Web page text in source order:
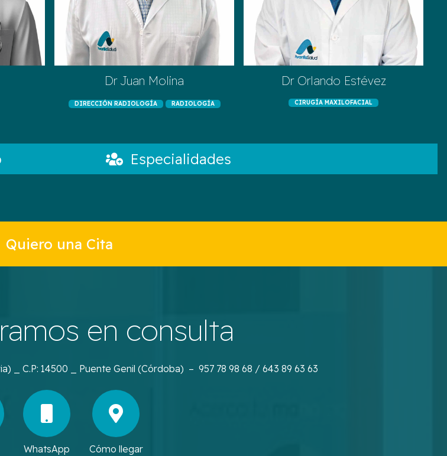
Dr Juan Molina
DIRECCIÓN RADIOLOGÍA RADIOLOGÍA
Dr Orlando Estévez
CIRUGÍA MAXILOFACIAL
Especialidades
Quiero una Cita
en consulta
_ C.P: 14500 _ Puente Genil (Córdoba) – 957 78 98 68 / 643 89 63 63
WhatsApp Cómo llegar